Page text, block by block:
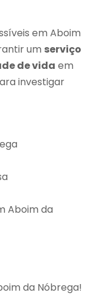
em Aboim
um serviço
de vida em
investigar
Aboim da
da Nóbrega!